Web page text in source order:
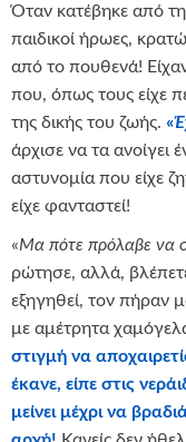
Όταν κατέβηκε από
παιδικοί ήρωες,
από το πουθενά!
που, όπως τους είχε
της δικής του ζωής. «
άρχισε να τα ανοίγει
αστυνομία που είχε
είχε φανταστεί!
«Μα πότε πρόλαβε να
ρώτησε, αλλά,
εξηγηθεί, τον πήραν
με αμέτρητα
στιγμή να
έκανε, είπε στις
μείνει μέχρι να